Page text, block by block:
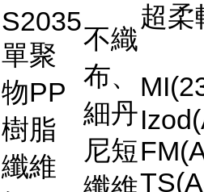
S2035
單聚
物PP
樹脂
纖維
不織
布、
細丹
尼短
超柔